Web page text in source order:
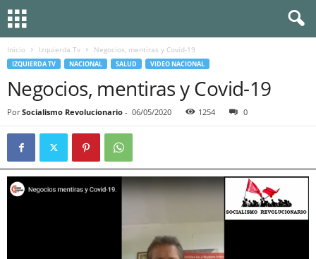
Inicio Izquierda Tv Negocios, mentiras y Covid-19
IZQUIERDA TV NACIONAL SALUD VIDEO NACIONAL
Negocios, mentiras y Covid-19
Por Socialismo Revolucionario - 06/05/2020 1254 0